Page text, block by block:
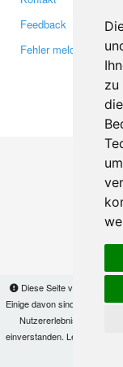
zu
Diese Seite verwendet
Einige davon sind notwendig,
Nutzererlebnis zu
einverstanden. Lesen Sie
Feedback
Fehler melden